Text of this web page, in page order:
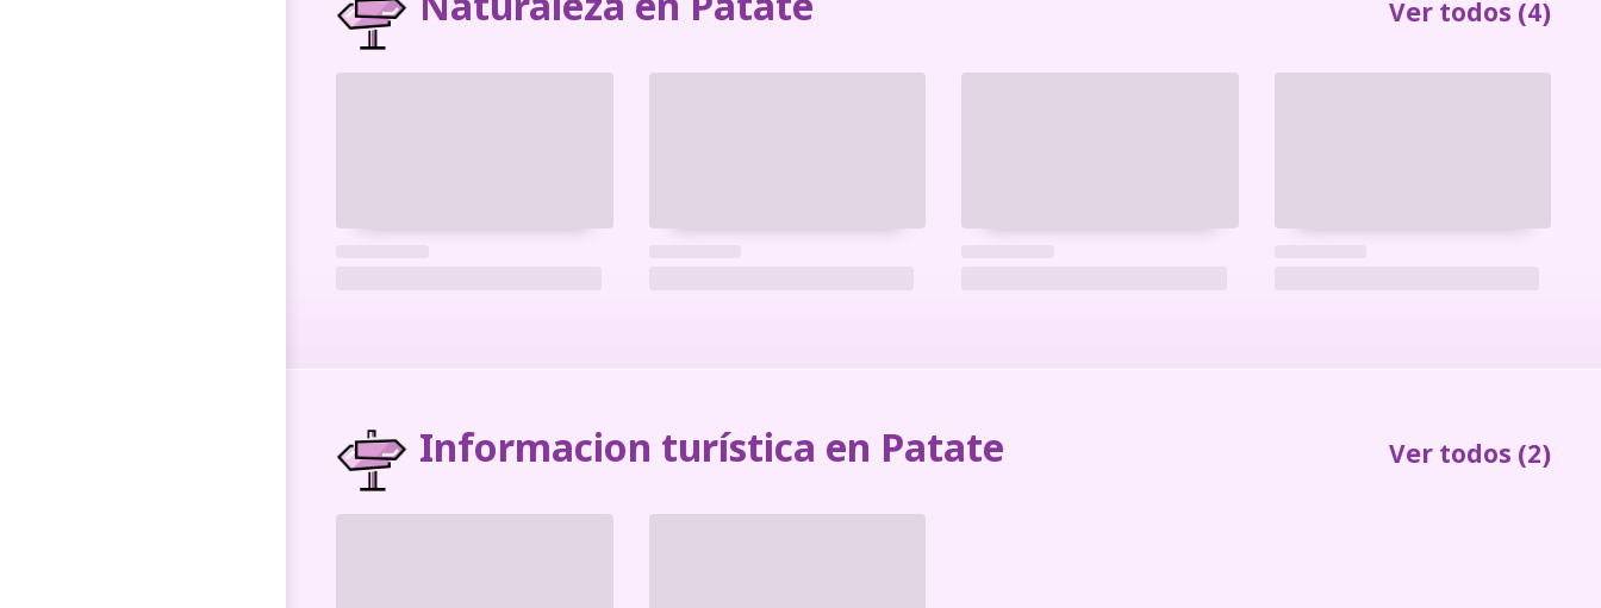
Ver todos (4)
Informacion turística en Patate Ver todos (2)